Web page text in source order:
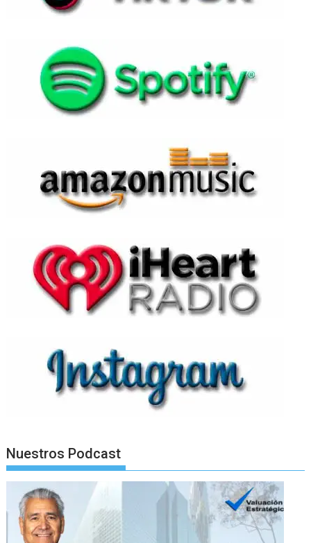
Nuestros Podcast